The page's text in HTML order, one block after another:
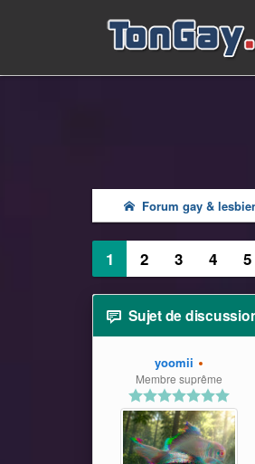
Forum gay &
1 2 3 4 5
Sujet de
yoomii
Membre suprême